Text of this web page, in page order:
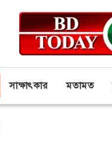
সাক্ষাৎকার মতামত